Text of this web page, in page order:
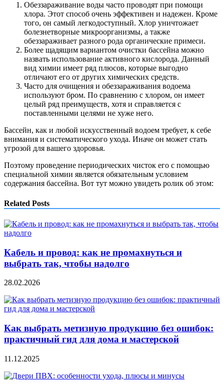
Обеззараживание воды часто проводят при помощи
хлора. Этот способ очень эффективен и надежен. Кроме
того, он самый легкодоступный. Хлор уничтожает
болезнетворные микроорганизмы, а также
обеззараживает разного рода органические примеси.
Более щадящим вариантом очистки бассейна можно
назвать использование активного кислорода. Данный
вид химии имеет ряд плюсов, которые выгодно
отличают его от других химических средств.
Часто для очищения и обеззараживания водоема
используют бром. По сравнению с хлором, он имеет
целый ряд преимуществ, хотя и справляется с
поставленными целями не хуже него.
Бассейн, как и любой искусственный водоем требует, к себе
внимания и систематического ухода. Иначе он может стать
угрозой для вашего здоровья.
Поэтому проведение периодических чисток его с помощью
специальной химии является обязательным условием
содержания бассейна. Вот тут можно увидеть ролик об этом:
Related Posts
Кабель и провод: как не промахнуться и
выбрать так, чтобы надолго
28.02.2026
Как выбрать метизную продукцию без ошибок:
практичный гид для дома и мастерской
11.12.2025